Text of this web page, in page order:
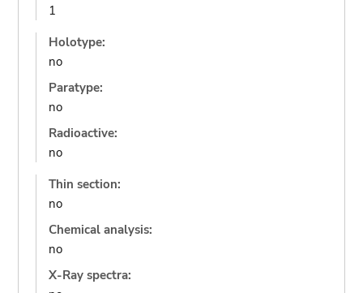
1
Holotype:
no
Paratype:
no
Radioactive:
no
Thin section:
no
Chemical analysis:
no
X-Ray spectra: